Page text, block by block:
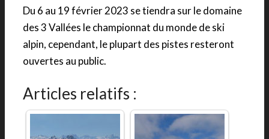
Du 6 au 19 février 2023 se tiendra sur le domaine
des 3 Vallées le championnat du monde de ski
alpin, cependant, le plupart des pistes resteront
ouvertes au public.
Articles relatifs :